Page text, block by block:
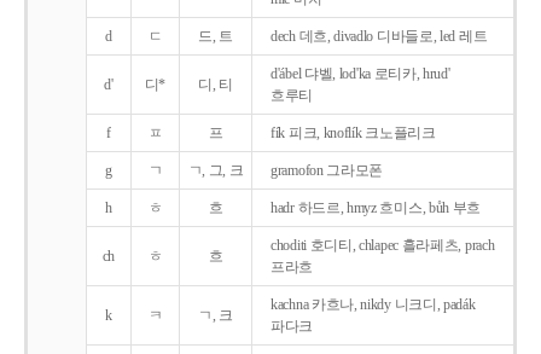
d ㄷ 드, 트 dech 데흐, divadlo 디바들로, led 레트
d' 디* 디, 티
d'ábel 댜벨, lod'ka 로티카, hrud'
흐루티
f ㅍ 프 fík 피크, knoflík 크노플리크
g ㄱ ㄱ, 그, 크 gramofon 그라모폰
h ㅎ 흐 hadr 하드르, hmyz 흐미스, bůh 부흐
ch ㅎ 흐
choditi 호디티, chlapec 흘라페츠, prach
프라흐
k ㅋ ㄱ, 크
kachna 카흐나, nikdy 니크디, padák
파다크